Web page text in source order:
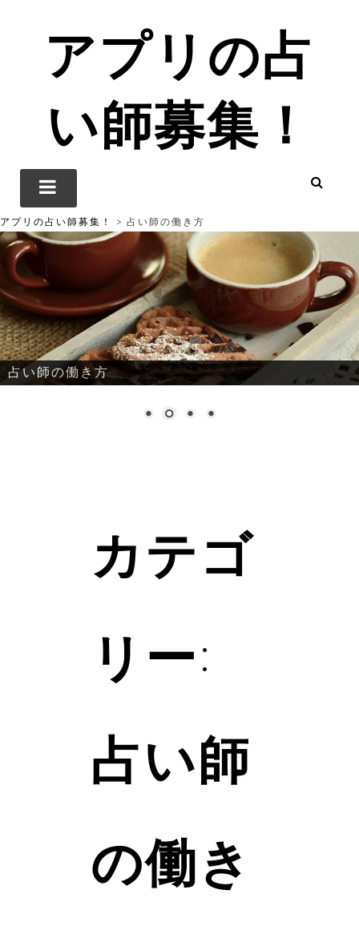
アプリの占
い師募集！
アプリの占い師募集！ > 占い師の働き方
占い師の働き方
カテゴ
リー:
占い師
の働き